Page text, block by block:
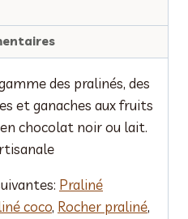
des pralinés, des
et ganaches aux fruits
chocolat noir ou lait.
Praliné
coco, Rocher praliné,